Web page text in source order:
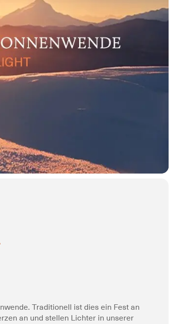
Traditionell ist dies ein Fest an
an und stellen Lichter in unserer